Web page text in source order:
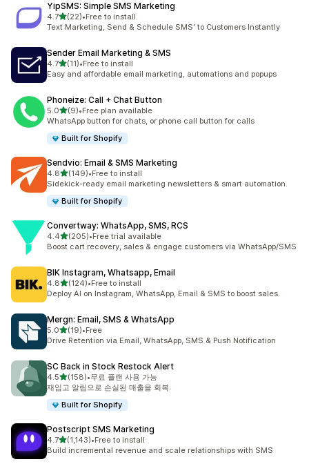
YipSMS: Simple SMS Marketing
4.7별 5개 중
(22)
총 리뷰 22개
•Free to install
Text Marketing, Send & Schedule SMS' to Customers Instantly
Sender Email Marketing & SMS
4.7별 5개 중
(11)
총 리뷰 11개
•Free to install
Easy and affordable email marketing, automations and popups
Phoneize: Call + Chat Button
5.0별 5개 중
(9)
총 리뷰 9개
•Free plan available
WhatsApp button for chats, or phone call button for calls
Built for Shopify
Sendvio: Email & SMS Marketing
4.8별 5개 중
(149)
총 리뷰 149개
•Free to install
Sidekick-ready email marketing newsletters & smart automation.
Built for Shopify
Convertway: WhatsApp, SMS, RCS
4.4별 5개 중
(205)
총 리뷰 205개
•Free trial available
Boost cart recovery, sales & engage customers via WhatsApp/SMS
BIK Instagram, Whatsapp, Email
4.8별 5개 중
(124)
총 리뷰 124개
•Free to install
Deploy AI on Instagram, WhatsApp, Email & SMS to boost sales.
Mergn: Email, SMS & WhatsApp
5.0별 5개 중
(19)
총 리뷰 19개
•Free
Drive Retention via Email, WhatsApp, SMS & Push Notification
SC Back in Stock Restock Alert
4.5별 5개 중
(158)
총 리뷰 158개
•무료 플랜 사용 가능
재입고 알림으로 손실된 매출을 회복.
Built for Shopify
Postscript SMS Marketing
4.7별 5개 중
(1,143)
총 리뷰 1143개
•Free to install
Build incremental revenue and scale relationships with SMS